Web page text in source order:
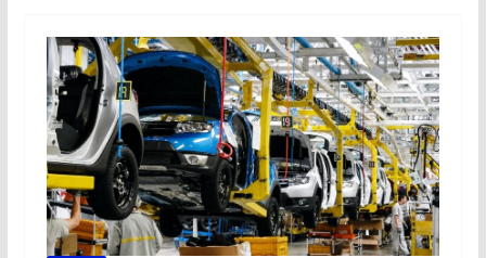
o
o
k
A
p
p
dI
n
Li
n
k
er